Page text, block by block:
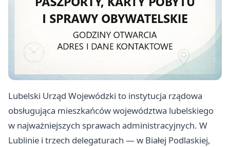
Lubelski Urząd Wojewódzki to instytucja rządowa
obsługująca mieszkańców województwa lubelskiego
w najważniejszych sprawach administracyjnych. W
Lublinie i trzech delegaturach — w Białej Podlaskiej,